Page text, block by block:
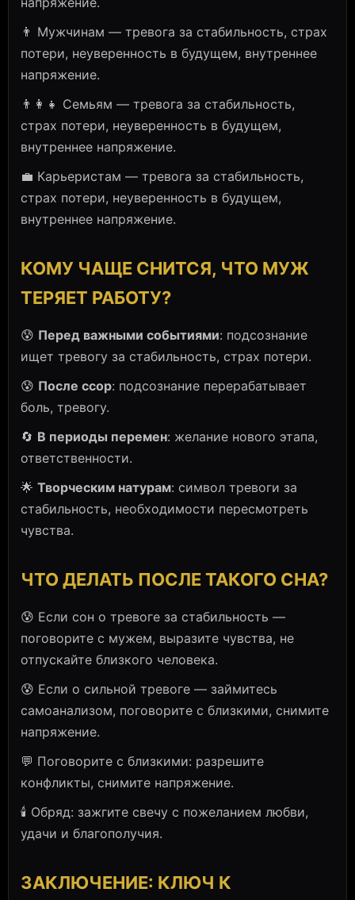
👨 Мужчинам — тревога за стабильность, страх
потери, неуверенность в будущем, внутреннее
напряжение.
👨‍👩‍👧 Семьям — тревога за стабильность,
страх потери, неуверенность в будущем,
внутреннее напряжение.
💼 Карьеристам — тревога за стабильность,
страх потери, неуверенность в будущем,
внутреннее напряжение.
КОМУ ЧАЩЕ СНИТСЯ, ЧТО МУЖ
ТЕРЯЕТ РАБОТУ?
😰 Перед важными событиями: подсознание
ищет тревогу за стабильность, страх потери.
😰 После ссор: подсознание перерабатывает
боль, тревогу.
🔄 В периоды перемен: желание нового этапа,
ответственности.
🌟 Творческим натурам: символ тревоги за
стабильность, необходимости пересмотреть
чувства.
ЧТО ДЕЛАТЬ ПОСЛЕ ТАКОГО СНА?
😰 Если сон о тревоге за стабильность —
поговорите с мужем, выразите чувства, не
отпускайте близкого человека.
😰 Если о сильной тревоге — займитесь
самоанализом, поговорите с близкими, снимите
напряжение.
💬 Поговорите с близкими: разрешите
конфликты, снимите напряжение.
🕯️ Обряд: зажгите свечу с пожеланием любви,
удачи и благополучия.
ЗАКЛЮЧЕНИЕ: КЛЮЧ К